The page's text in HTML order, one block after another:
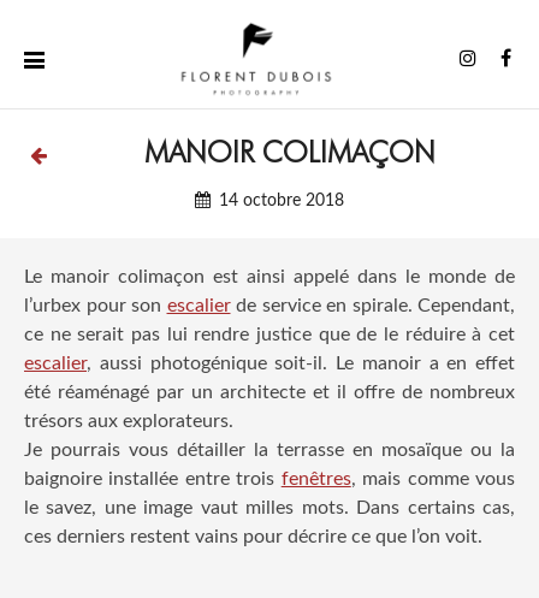
MANOIR COLIMAÇON
14 octobre 2018
Le manoir colimaçon est ainsi appelé dans le monde de
l’urbex pour son escalierde service en spirale. Cependant,
ce ne serait pas lui rendre justice que de le réduire à cet
escalier, aussi photogénique soit-il. Le manoir a en effet
été réaménagé par un architecte et il offre de nombreux
trésors aux explorateurs.
Je pourrais vous détailler la terrasse en mosaïque ou la
baignoire installée entre trois fenêtres, mais comme vous
le savez, une image vaut milles mots. Dans certains cas,
ces derniers restent vains pour décrire ce que l’on voit.